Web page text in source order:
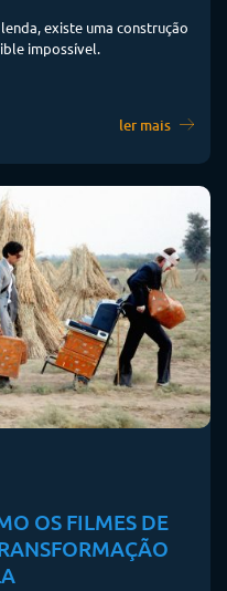
existe uma construção
impossível.
ler mais
OS FILMES DE